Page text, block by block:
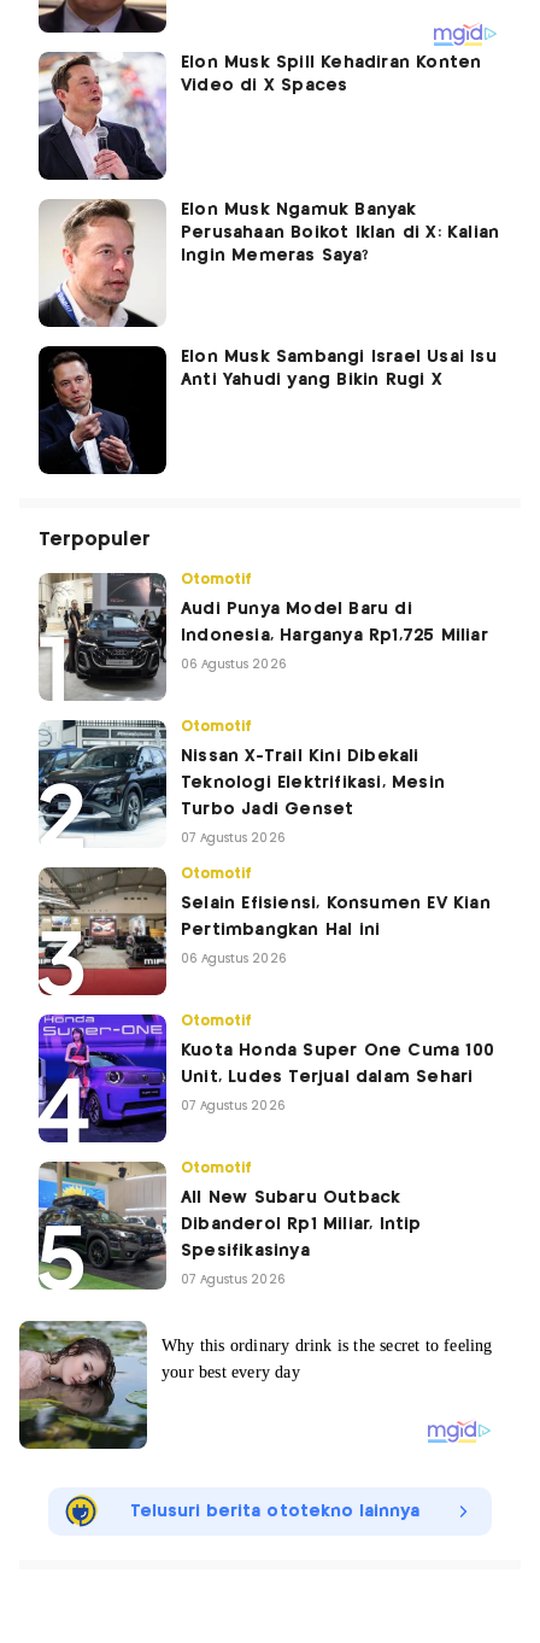
Elon Musk Spill Kehadiran Konten
Video di X Spaces
Elon Musk Ngamuk Banyak
Perusahaan Boikot Iklan di X: Kalian
Ingin Memeras Saya?
Elon Musk Sambangi Israel Usai Isu
Anti Yahudi yang Bikin Rugi X
Terpopuler
Otomotif
Audi Punya Model Baru di
Indonesia, Harganya Rp1,725 Miliar
06 Agustus 2026
Otomotif
Nissan X-Trail Kini Dibekali
Teknologi Elektrifikasi, Mesin
Turbo Jadi Genset
07 Agustus 2026
Otomotif
Selain Efisiensi, Konsumen EV Kian
Pertimbangkan Hal ini
06 Agustus 2026
Otomotif
Kuota Honda Super One Cuma 100
Unit, Ludes Terjual dalam Sehari
07 Agustus 2026
Otomotif
All New Subaru Outback
Dibanderol Rp1 Miliar, Intip
Spesifikasinya
07 Agustus 2026
Telusuri berita ototekno lainnya